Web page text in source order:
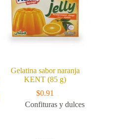
cantidad
Gelatina sabor naranja
KENT (85 g)
$0.91
Confituras y dulces